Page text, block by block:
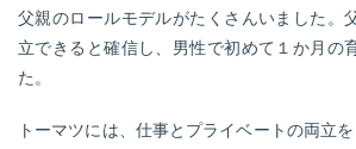
父親のロールモデルがたくさんいました。
立できると確信し、男性で初めて１か月の
た。
トーマツには、仕事とプライベートの両立